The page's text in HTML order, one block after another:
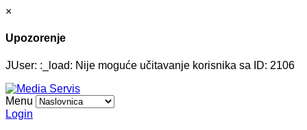
×
Upozorenje
JUser: :_load: Nije moguće učitavanje korisnika sa ID: 2106
Menu
Login